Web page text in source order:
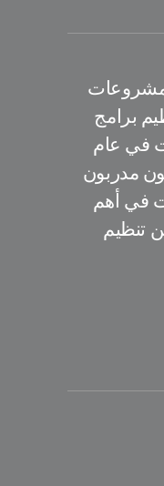
برامج
في عام
مدربون
في أهم
تنظيم